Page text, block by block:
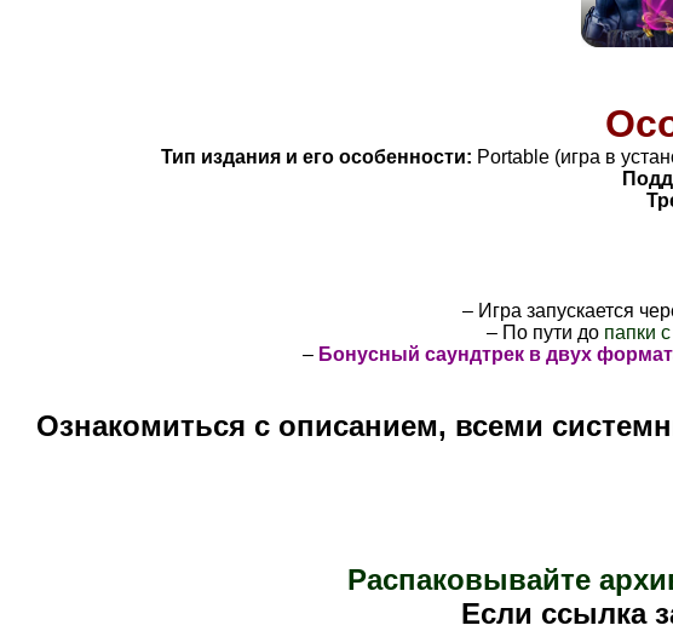
Тип издания и его особенности: Portable (игра в
– Игра запускается
– По пути до папки
– Бонусный саундтрек в двух
Ознакомиться с описанием, всеми
Распаковывайте
Если ссылка